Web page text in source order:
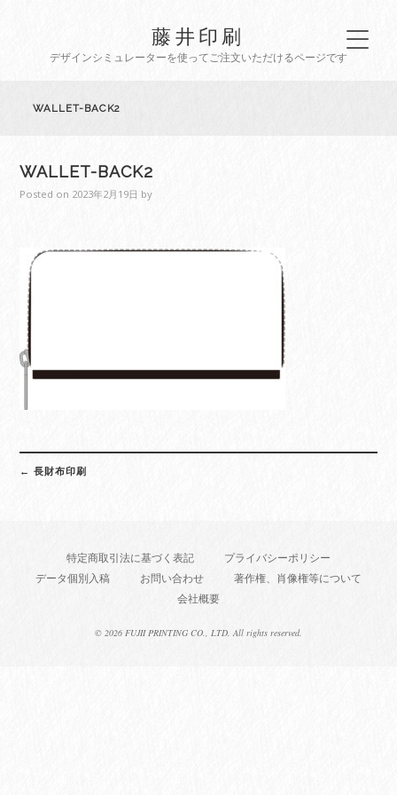
藤井印刷
デザインシミュレーターを使ってご注文いただけるページです
WALLET-BACK2
WALLET-BACK2
Posted on 2023年2月19日 by
navigation
← 長財布印刷
特定商取引法に基づく表記
プライバシーポリシー
データ個別入稿
お問い合わせ
著作権、肖像権等について
会社概要
© 2026 FUJII PRINTING CO., LTD. All rights reserved.